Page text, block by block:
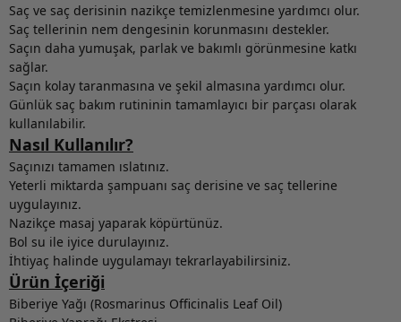
Saç ve saç derisinin nazikçe temizlenmesine yardımcı olur.
Saç tellerinin nem dengesinin korunmasını destekler.
Saçın daha yumuşak, parlak ve bakımlı görünmesine katkı
sağlar.
Saçın kolay taranmasına ve şekil almasına yardımcı olur.
Günlük saç bakım rutininin tamamlayıcı bir parçası olarak
kullanılabilir.
Nasıl Kullanılır?
Saçınızı tamamen ıslatınız.
Yeterli miktarda şampuanı saç derisine ve saç tellerine
uygulayınız.
Nazikçe masaj yaparak köpürtünüz.
Bol su ile iyice durulayınız.
İhtiyaç halinde uygulamayı tekrarlayabilirsiniz.
Ürün İçeriği
Biberiye Yağı (Rosmarinus Officinalis Leaf Oil)